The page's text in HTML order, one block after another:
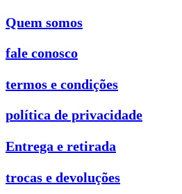
Quem somos
fale conosco
termos e condições
política de privacidade
Entrega e retirada
trocas e devoluções